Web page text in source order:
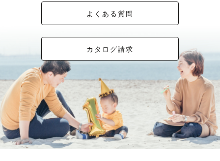
よくある質問
カタログ請求